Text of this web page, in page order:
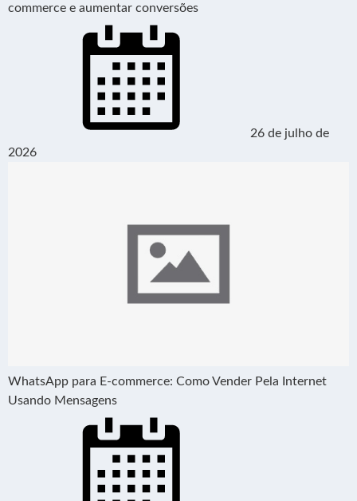
commerce e aumentar conversões
26 de julho de
2026
WhatsApp para E-commerce: Como Vender Pela Internet
Usando Mensagens